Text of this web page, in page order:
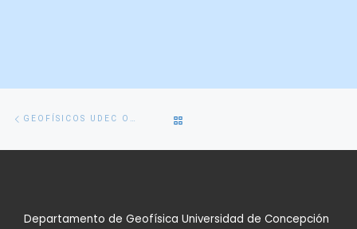
Navegación
de
entradas
Entrada
GEOFÍSICOS UDEC OBTIENEN BECAS PARA DOCTORADO EN EL EXTRANJERO
A
LISTA
Departamento de Geofísica Universidad de Concepción